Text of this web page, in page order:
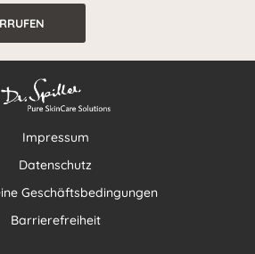
Impressum
Datenschutz
Geschäftsbedingungen
Barrierefreiheit